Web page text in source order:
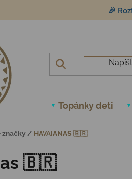
🎉
Topánky deti
značky / HAVAIANAS 🇧🇷
🇧🇷